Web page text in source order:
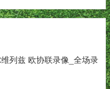
列兹 欧协联录像_全场录